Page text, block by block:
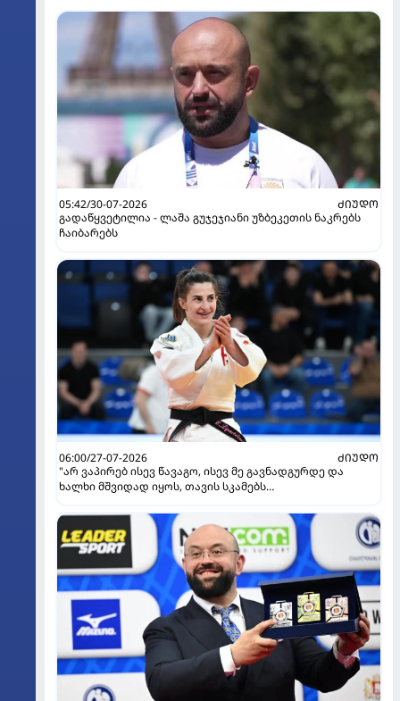
05:42/30-07-2026
ᲫᲘᲣᲓᲝ
გადაწყვეტილია - ლაშა გუჯეჯიანი უზბეკეთის ნაკრებს
ჩაიბარებს
06:00/27-07-2026
ᲫᲘᲣᲓᲝ
"არ ვაპირებ ისევ წავაგო, ისევ მე გავნადგურდე და
ხალხი მშვიდად იყოს, თავის სკამებს